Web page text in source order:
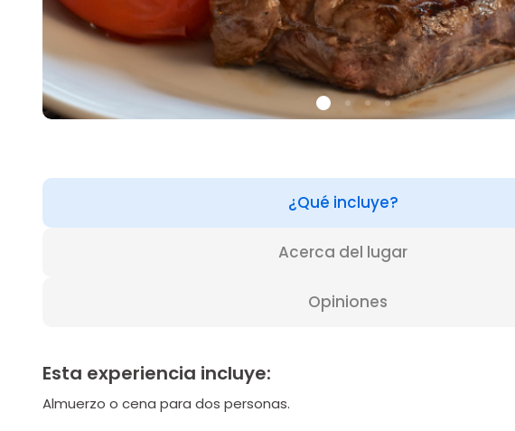
¿Qué incluye?
Acerca del lugar
Opiniones
Esta experiencia incluye:
Almuerzo o cena para dos personas.